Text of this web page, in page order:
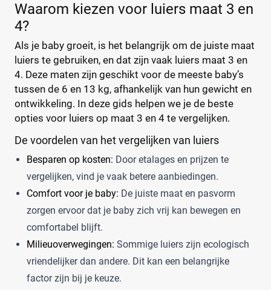
Waarom kiezen voor luiers maat 3 en
4?
Als je baby groeit, is het belangrijk om de juiste maat
luiers te gebruiken, en dat zijn vaak luiers maat 3 en
4. Deze maten zijn geschikt voor de meeste baby’s
tussen de 6 en 13 kg, afhankelijk van hun gewicht en
ontwikkeling. In deze gids helpen we je de beste
opties voor luiers op maat 3 en 4 te vergelijken.
De voordelen van het vergelijken van luiers
Besparen op kosten: Door etalages en prijzen te
vergelijken, vind je vaak betere aanbiedingen.
Comfort voor je baby: De juiste maat en pasvorm
zorgen ervoor dat je baby zich vrij kan bewegen en
comfortabel blijft.
Milieuoverwegingen: Sommige luiers zijn ecologisch
vriendelijker dan andere. Dit kan een belangrijke
factor zijn bij je keuze.